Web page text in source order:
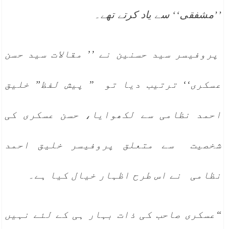
’’مشفقی‘‘ سے یاد کرتے تھے۔
پروفیسر سید حسنین نے ’’ مقالات سید حسن
عسکری‘‘ ترتیب دیا تو ” پیش لفظ” خلیق
احمد نظامی سے لکھوایا، حسن عسکری کی
شخصیت سے متعلق پروفیسر خلیق احمد
نظامی نے اس طرح اظہار خیال کیا ہے۔
“عسکری صاحب کی ذات بہار ہی کے لئے نہیں